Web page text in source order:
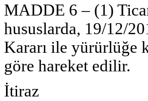
MADDE 6 – (1)
hususlarda, 19/12/
Kararı ile yürürlüğe
göre hareket edilir.
İtiraz